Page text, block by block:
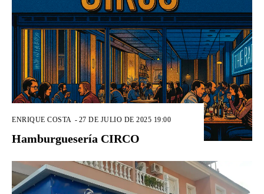
ENRIQUE COSTA - 27 DE JULIO DE 2025 19:00
Hamburguesería CIRCO